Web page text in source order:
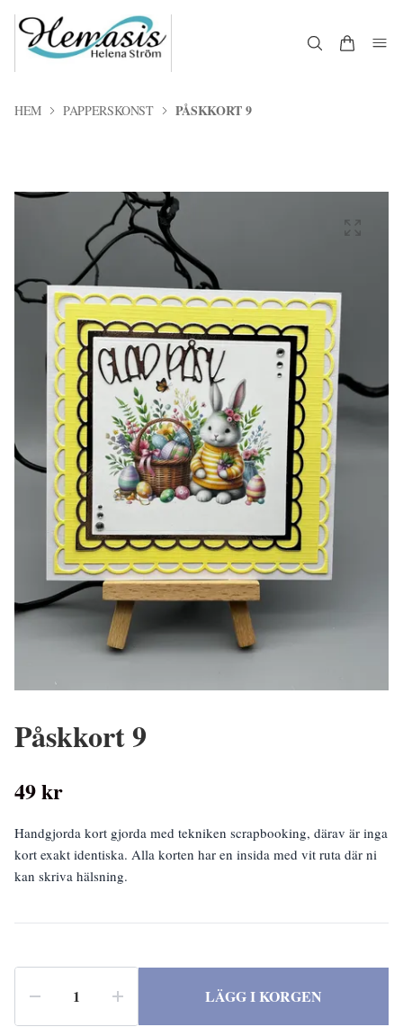
HEM PAPPERSKONST PÅSKKORT 9
Påskkort 9
49 kr
Handgjorda kort gjorda med tekniken scrapbooking, därav är inga
kort exakt identiska. Alla korten har en insida med vit ruta där ni
kan skriva hälsning.
LÄGG I KORGEN